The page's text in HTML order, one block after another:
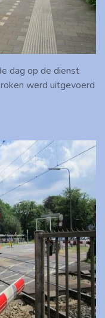
dag op de dienst
werd uitgevoerd